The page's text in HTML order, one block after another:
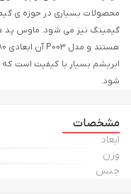
محصولات بسیاری در حوزه ی
گیمینگ نیز می شود. ماوس پد
ابریشم بسیار با کیفیت است که
شود.
مشخصات
ابعاد
وزن
جنس